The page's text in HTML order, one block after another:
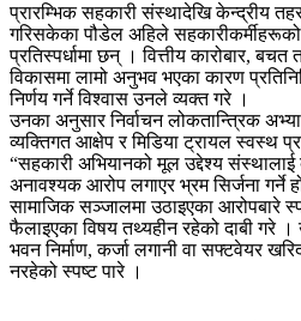
प्रारम्भिक सहकारी संस्थादेखि केन्द्रीय
गरिसकेका पौडेल अहिले सहकारीकर्मीहरूको
प्रतिस्पर्धामा छन् । वित्तीय कारोबार,
विकासमा लामो अनुभव भएका कारण
निर्णय गर्ने विश्वास उनले व्यक्त गरे ।
उनका अनुसार निर्वाचन लोकतान्त्रिक
व्यक्तिगत आक्षेप र मिडिया ट्रायल स्वस्थ
“सहकारी अभियानको मूल उद्देश्य संस्थालाई
अनावश्यक आरोप लगाएर भ्रम सिर्जना गर्ने
सामाजिक सञ्जालमा उठाइएका आरोपबारे
फैलाइएका विषय तथ्यहीन रहेको दाबी गरे
भवन निर्माण, कर्जा लगानी वा सफ्टवेयर
नरहेको स्पष्ट पारे ।